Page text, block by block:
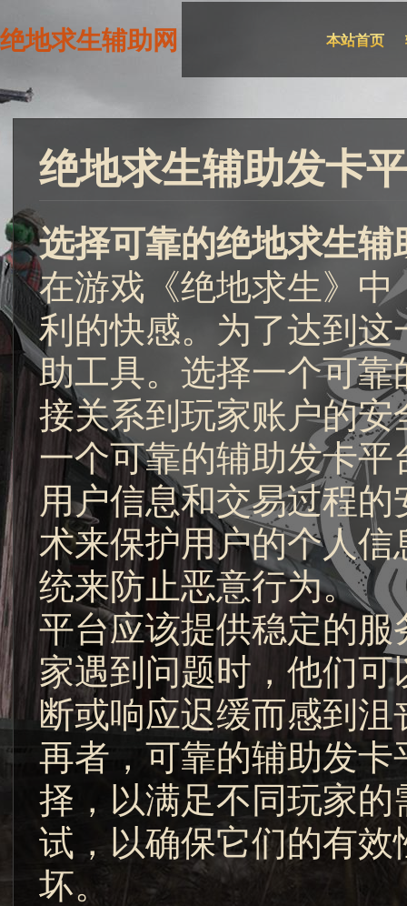
绝地求生辅助网 本站首页
绝地求生辅助发卡
选择可靠的绝地求生辅
在游戏《绝地求生》
利的快感。为了达到
助工具。选择一个可
接关系到玩家账户的
一个可靠的辅助发卡
用户信息和交易过程
术来保护用户的个人
统来防止恶意行为。
平台应该提供稳定的
家遇到问题时，他们
断或响应迟缓而感到沮
再者，可靠的辅助发
择，以满足不同玩家
试，以确保它们的有
坏。